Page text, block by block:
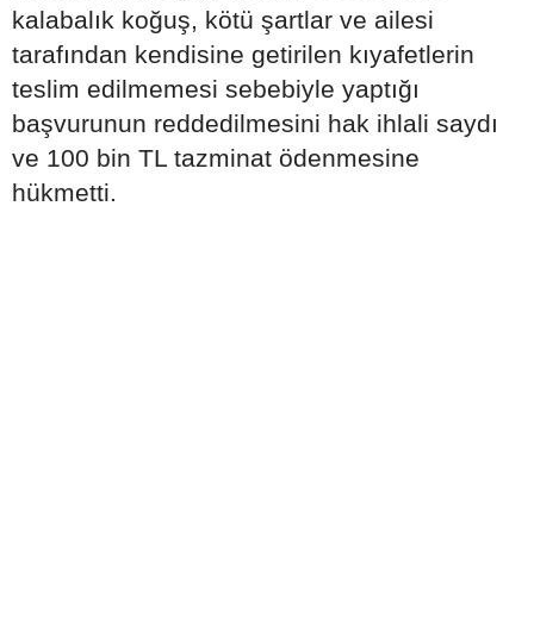
kalabalık koğuş, kötü şartlar ve ailesi
tarafından kendisine getirilen kıyafetlerin
teslim edilmemesi sebebiyle yaptığı
başvurunun reddedilmesini hak ihlali saydı
ve 100 bin TL tazminat ödenmesine
hükmetti.